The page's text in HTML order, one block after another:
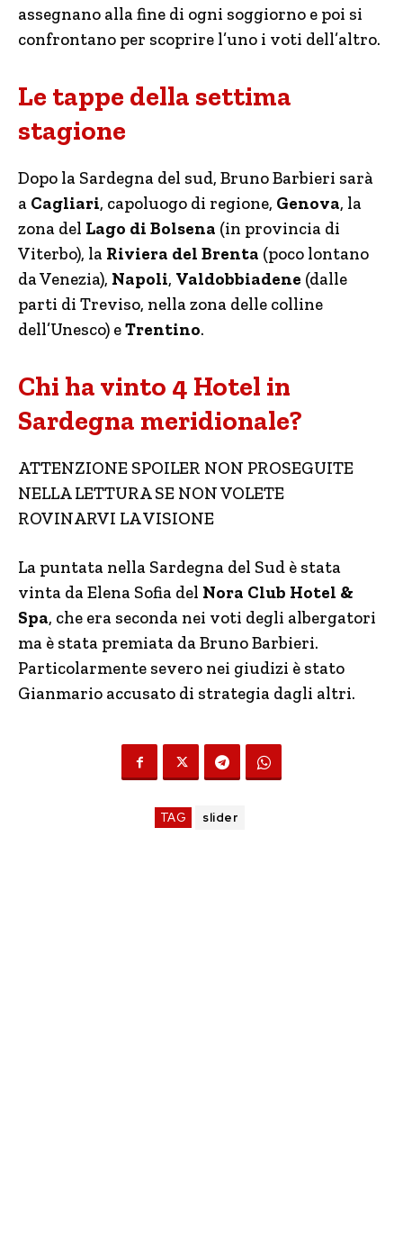
assegnano alla fine di ogni soggiorno e poi si
confrontano per scoprire l’uno i voti dell’altro.
Le tappe della settima
stagione
Dopo la Sardegna del sud, Bruno Barbieri sarà
a Cagliari, capoluogo di regione, Genova, la
zona del Lago di Bolsena (in provincia di
Viterbo), la Riviera del Brenta (poco lontano
da Venezia), Napoli, Valdobbiadene (dalle
parti di Treviso, nella zona delle colline
dell’Unesco) eTrentino.
Chi ha vinto 4 Hotel in
Sardegna meridionale?
ATTENZIONE SPOILER NON PROSEGUITE
NELLA LETTURA SE NON VOLETE
ROVINARVI LA VISIONE
La puntata nella Sardegna del Sud è stata
vinta da Elena Sofia del Nora Club Hotel &
Spa, che era seconda nei voti degli albergatori
ma è stata premiata da Bruno Barbieri.
Particolarmente severo nei giudizi è stato
Gianmario accusato di strategia dagli altri.
TAG slider